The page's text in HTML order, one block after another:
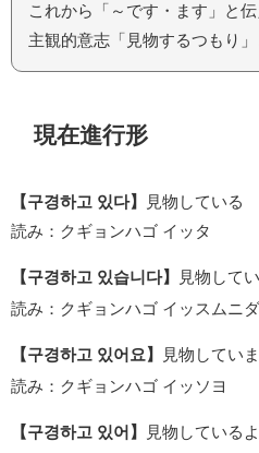
これから「～です・ます」と伝
主観的意志「見物するつもり
現在進行形
【구경하고 있다】
見物している
読み：クギョンハゴ イッタ
【구경하고 있습니다】 見物して
読み：クギョンハゴ イッスムニダ
【구경하고 있어요】 見物してい
読み：クギョンハゴ イッソヨ
【구경하고 있어】 見物しているよ